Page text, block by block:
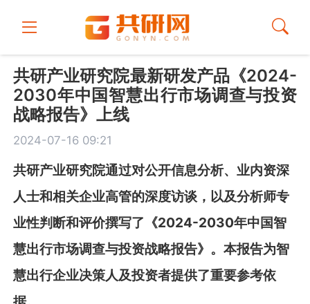
共研产业研究院最新研发产品《2024-
2030年中国智慧出行市场调查与投资
战略报告》上线
2024-07-16 09:21
共研产业研究院通过对公开信息分析、业内资深
人士和相关企业高管的深度访谈，以及分析师专
业性判断和评价撰写了《2024-2030年中国智
慧出行市场调查与投资战略报告》 。本报告为智
慧出行企业决策人及投资者提供了重要参考依